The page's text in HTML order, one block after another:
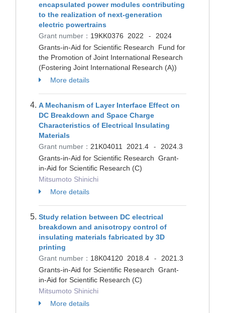
encapsulated power modules contributing
to the realization of next-generation
electric powertrains
Grant number： 19KK0376 2022 -
2024
Grants-in-Aid for Scientific Research Fund for
the Promotion of Joint International Research
(Fostering Joint International Research (A))
More details
A Mechanism of Layer Interface Effect on
DC Breakdown and Space Charge
Characteristics of Electrical Insulating
Materials
Grant number： 21K04011 2021.4 -
2024.3
Grants-in-Aid for Scientific Research Grant-
in-Aid for Scientific Research (C)
Mitsumoto Shinichi
More details
Study relation between DC electrical
breakdown and anisotropy control of
insulating materials fabricated by 3D
printing
Grant number： 18K04120 2018.4 -
2021.3
Grants-in-Aid for Scientific Research Grant-
in-Aid for Scientific Research (C)
Mitsumoto Shinichi
More details